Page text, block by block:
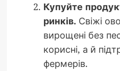
Купуйте
ринків. Свіжі
вирощені без
корисні, а й
фермерів.